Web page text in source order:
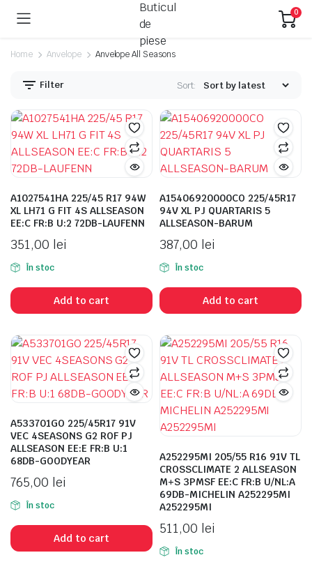
0
Home Anvelope Anvelope All Seasons
Filter Sort:
A1027541HA 225/45 R17 94W
XL LH71 G FIT 4S ALLSEASON
EE:C FR:B U:2 72DB-LAUFENN
351,00 lei
În stoc
Add to cart
A15406920000CO 225/45R17
94V XL PJ QUARTARIS 5
ALLSEASON-BARUM
387,00 lei
În stoc
Add to cart
A533701GO 225/45R17 91V
VEC 4SEASONS G2 ROF PJ
ALLSEASON EE:E FR:B U:1
68DB-GOODYEAR
765,00 lei
În stoc
Add to cart
A252295MI 205/55 R16 91V TL
CROSSCLIMATE 2 ALLSEASON
M+S 3PMSF EE:C FR:B U/NL:A
69DB-MICHELIN A252295MI
A252295MI
511,00 lei
În stoc